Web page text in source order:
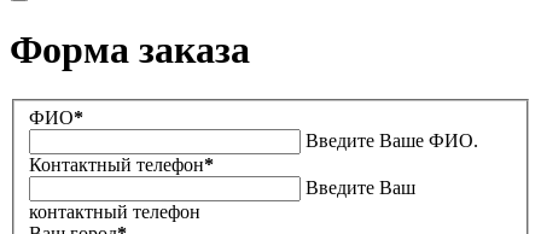
Форма заказа
ФИО*
Введите Ваше ФИО.
Контактный телефон*
Введите Ваш
контактный телефон